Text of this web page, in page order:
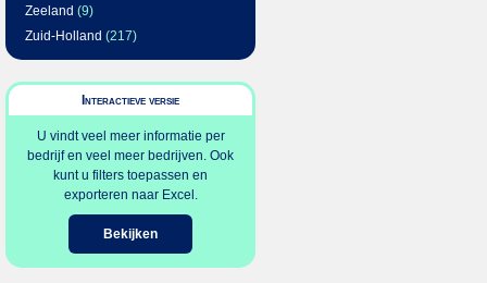
Zeeland (9)
Zuid-Holland (217)
Interactieve versie
U vindt veel meer informatie per
bedrijf en veel meer bedrijven. Ook
kunt u filters toepassen en
exporteren naar Excel.
Bekijken